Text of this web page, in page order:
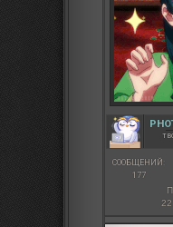
СООБЩЕНИЙ:
177